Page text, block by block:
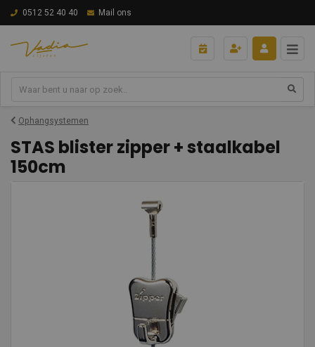
0512 52 40 40 Mail ons
Ophangsystemen
STAS blister zipper + staalkabel
150cm